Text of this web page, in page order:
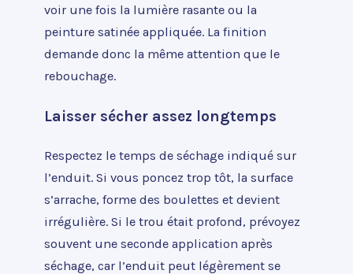
voir une fois la lumière rasante ou la
peinture satinée appliquée. La finition
demande donc la même attention que le
rebouchage.
Laisser sécher assez longtemps
Respectez le temps de séchage indiqué sur
l’enduit. Si vous poncez trop tôt, la surface
s’arrache, forme des boulettes et devient
irrégulière. Si le trou était profond, prévoyez
souvent une seconde application après
séchage, car l’enduit peut légèrement se